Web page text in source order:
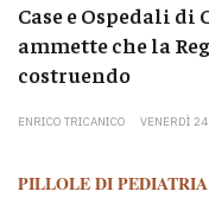
Case e Ospedali
ammette che la
costruendo
ENRICO TRICANICO VENERDÌ
PILLOLE DI PEDIATRIA